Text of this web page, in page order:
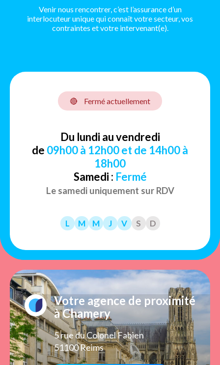
Venir nous rencontrer, c’est l’assurance d’un
interlocuteur unique qui connaît votre secteur, vos
contraintes et votre intervenant(e).
🔴 Fermé actuellement
Du lundi au vendredi
de 09h00 à 12h00 et de 14h00 à
18h00
Samedi : Fermé
Le samedi uniquement sur RDV
L M M J V S D
Votre agence de proximité
à Chamery
5 rue du Colonel Fabien
51100 Reims